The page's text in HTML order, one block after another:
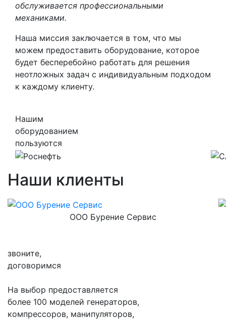
обслуживается профессиональными
механиками.
Наша миссия заключается в том, что мы
можем предоставить оборудование, которое
будет бесперебойно работать для решения
неотложных задач с индивидуальным подходом
к каждому клиенту.
Нашим
оборудованием
пользуются
Наши клиенты
ООО Бурение Сервис
звоните,
договоримся
На выбор предоставляется
более 100 моделей генераторов,
компрессоров, манипуляторов,